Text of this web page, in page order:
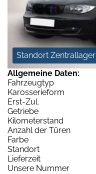
Standort Zentrallager
Allgemeine Daten:
Fahrzeugtyp
Karosserieform
Erst-Zul.
Getriebe
Kilometerstand
Anzahl der Türen
Farbe
Standort
Lieferzeit
Unsere Nummer